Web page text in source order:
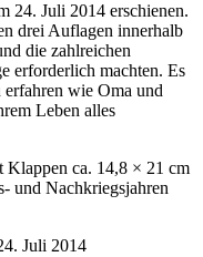
24. Juli 2014 erschienen.
drei Auflagen innerhalb
die zahlreichen
erforderlich machten. Es
erfahren wie Oma und
Leben alles
Klappen ca. 14,8 × 21 cm
und Nachkriegsjahren
Juli 2014